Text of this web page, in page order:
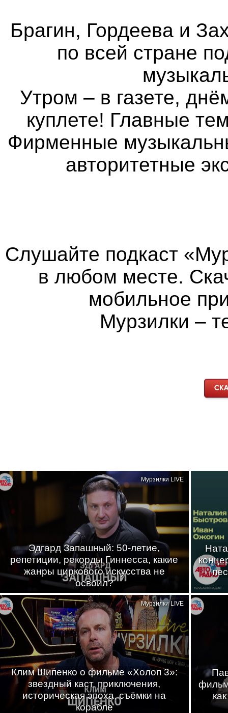
Брагин, Гордеева и
по всей стране
Утром – в газете,
куплете! Главные
Фирменные
авторитетные
Слушайте подкаст
в любом месте.
мобильное
Мурзилки –
Эдгард Запашный: 50-летие,
репетиции, рекорды Гиннесса, какие
жанры циркового искусства не
освоил?
Мурзилки LIVE
Клим Шипенко о фильме «Холоп 3»:
звездный каст, приключения,
историческая эпоха, съёмки на
корабле
Мурзилки LIVE